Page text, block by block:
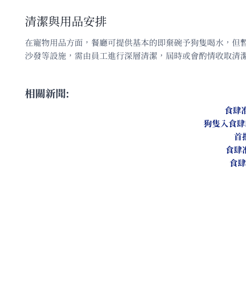
清潔與用品安排
在寵物用品方面，餐廳可提供基本的即棄碗予狗隻喝水，
沙發等設施，需由員工進行深層清潔，屆時或會酌情收取清
相關新聞:
食肆
狗隻入食
首
食肆
食